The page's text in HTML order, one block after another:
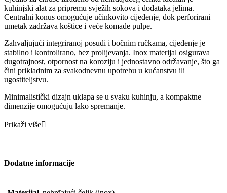
kuhinjski alat za pripremu svježih sokova i dodataka jelima.
Centralni konus omogućuje učinkovito cijeđenje, dok perforirani
umetak zadržava koštice i veće komade pulpe.
Zahvaljujući integriranoj posudi i bočnim ručkama, cijeđenje je
stabilno i kontrolirano, bez prolijevanja. Inox materijal osigurava
dugotrajnost, otpornost na koroziju i jednostavno održavanje, što ga
čini prikladnim za svakodnevnu upotrebu u kućanstvu ili
ugostiteljstvu.
Minimalistički dizajn uklapa se u svaku kuhinju, a kompaktne
dimenzije omogućuju lako spremanje.
Prikaži više
Dodatne informacije